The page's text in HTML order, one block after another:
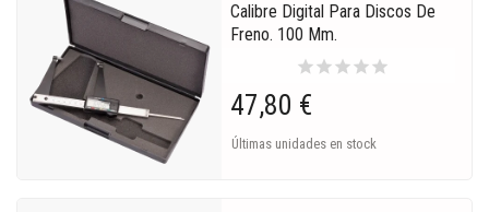
Calibre Digital Para Discos De
Freno. 100 Mm.
starstarstarstarstar
47,80 €
Últimas unidades en stock